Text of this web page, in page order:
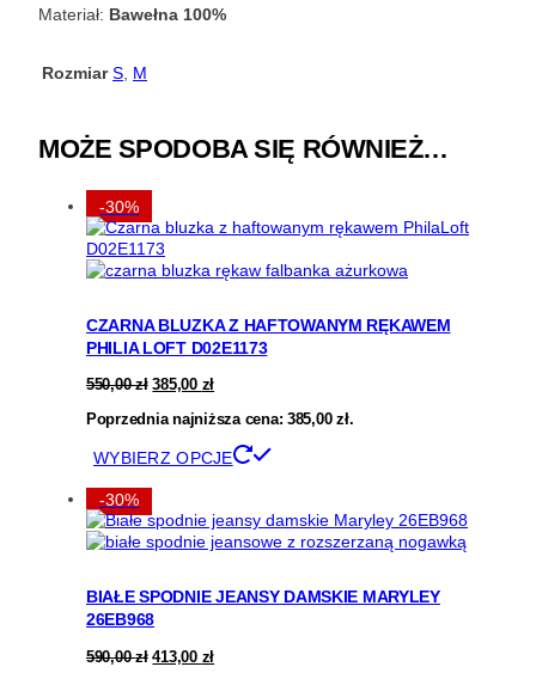
Materiał: Bawełna 100%
Rozmiar S M
MOŻE SPODOBA SIĘ RÓWNIEŻ…
-30%
CZARNA BLUZKA Z HAFTOWANYM RĘKAWEM
PHILIA LOFT D02E1173
550,00zł Pierwotna
wynosiła:
385,00 złAktualna
wynosi:
Poprzednia najniższa cena: 385,00zł.
WYBIERZ OPCJE
wiele
wariantów.
wybrać
-30%
BIAŁE SPODNIE JEANSY DAMSKIE MARYLEY
26EB968
590,00zł Pierwotna
413,00 złAktualna